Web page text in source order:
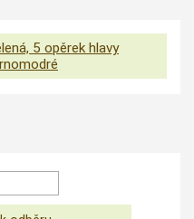
5 opěrek hlavy